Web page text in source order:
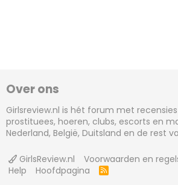
Over ons
Girlsreview.nl is hét forum met
prostituees, hoeren, clubs, escorts en
Nederland, België, Duitsland en de rest
GirlsReview.nl Voorwaarden en
Help
Hoofdpagina
R